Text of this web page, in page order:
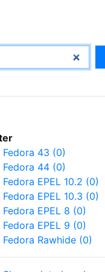
Fedora 43 (0)
Fedora 44 (0)
Fedora EPEL 10.2 (0)
Fedora EPEL 10.3 (0)
Fedora EPEL 8 (0)
Fedora EPEL 9 (0)
Fedora Rawhide (0)